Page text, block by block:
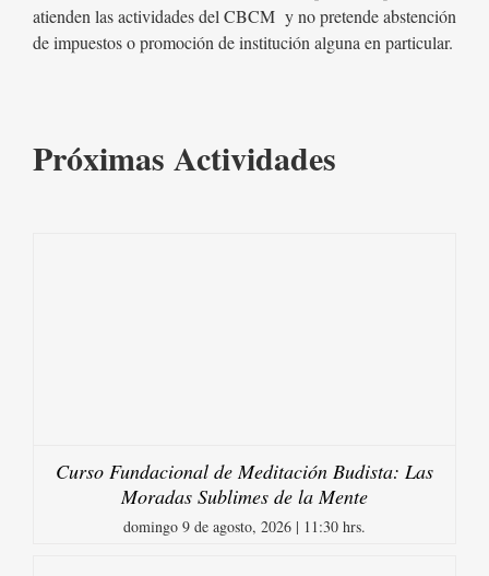
atienden las actividades del CBCM y no pretende abstención
de impuestos o promoción de institución alguna en particular.
Próximas Actividades
Curso Fundacional de Meditación Budista: Las
Moradas Sublimes de la Mente
domingo 9 de agosto, 2026 | 11:30 hrs.